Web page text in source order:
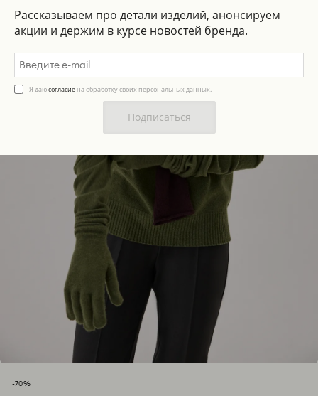
-70%
Рассказываем про детали изделий, анонсируем
акции и держим в курсе новостей бренда.
Я даюсогласие на обработку своих персональных данных.